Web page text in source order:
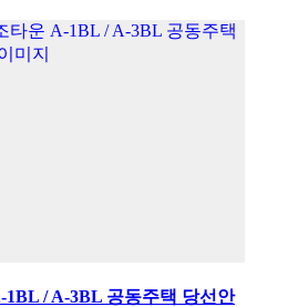
1BL / A-3BL 공동주택 당선안